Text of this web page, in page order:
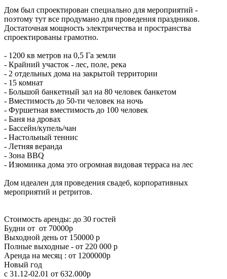
Дом был спроектирован специально для мероприятий -
поэтому тут все продумано для проведения праздников.
Достаточная мощность электричества и пространства
спроектированы грамотно.
- 1200 кв метров на 0,5 Га земли
- Крайний участок - лес, поле, река
- 2 отдельных дома на закрытой территории
- 15 комнат
- Большой банкетный зал на 80 человек банкетом
- Вместимость до 50-ти человек на ночь
- Фуршетная вместимость до 100 человек
- Баня на дровах
- Бассейн/купель/чан
- Настольный теннис
- Летняя веранда
- Зона BBQ
- Изюминка дома это огромная видовая терраса на лес
Дом идеален для проведения свадеб, корпоративных
мероприятий и ретритов.
Стоимость аренды: до 30 гостей
Будни от от 70000р
Выходной день от 150000 р
Полные выходные - от 220 000 р
Аренда на месяц : от 1200000р
Новый год
с 31.12-02.01 от 632.000р